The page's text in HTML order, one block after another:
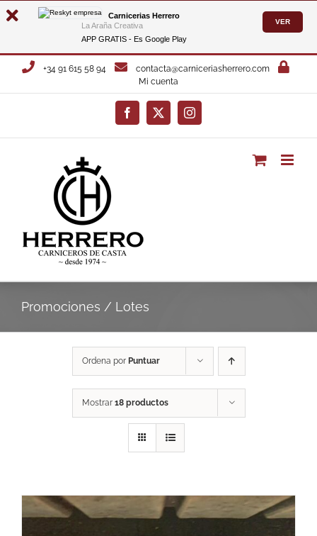
Carnicerias Herrero
La Araña Creativa
APP GRATIS - Es Google Play
VER
Saltar
+34 91 615 58 94
contacta@carniceriasherrero.com
Mi cuenta
Facebook
X Instagram
Promociones / Lotes
Ordena por Puntuar
Mostrar 18 productos